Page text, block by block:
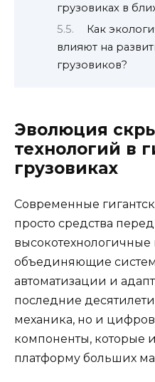
грузовиках в
Как
влияют на
грузовиков?
Эволюция
технологий в
грузовиках
Современные
просто средства
объединяющие
автоматизации и
последние
механика, но и
компоненты, которые
платформу больших